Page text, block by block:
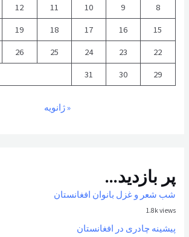
8
9
10
11
12
15
16
17
18
19
22
23
24
25
26
29
30
31
« ژانویه
پر بازدید...
شب شعر و غزل بانوان افغانستان
1.8k views
پیشینه چادری در افغانستان